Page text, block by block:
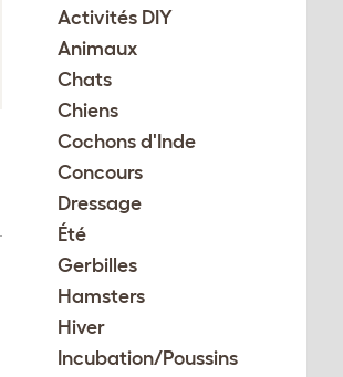
Activités DIY
Animaux
Chats
Chiens
Cochons d'Inde
Concours
Dressage
Été
Gerbilles
Hamsters
Hiver
Incubation/Poussins